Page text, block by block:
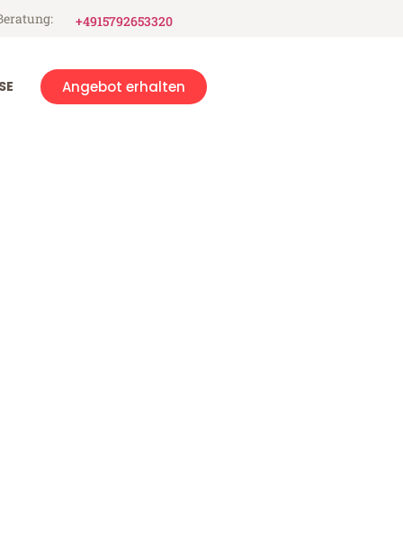
+4915792653320
Angebot erhalten